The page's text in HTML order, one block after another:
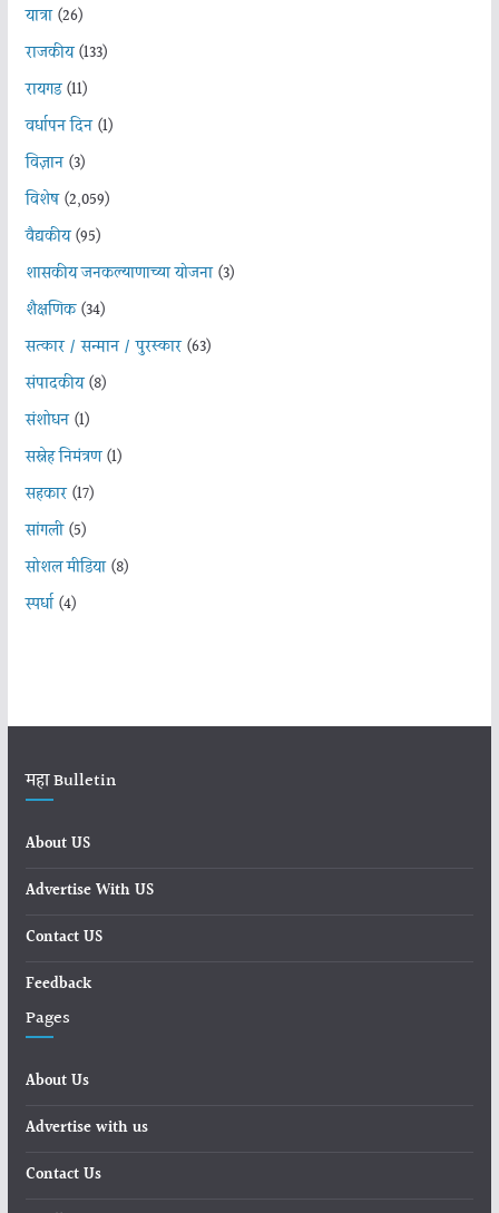
यात्रा(26)
राजकीय(133)
रायगड(11)
वर्धापन दिन(1)
विज्ञान(3)
विशेष(2,059)
वैद्यकीय(95)
शासकीय जनकल्याणाच्या योजना(3)
शैक्षणिक(34)
सत्कार / सन्मान / पुरस्कार(63)
संपादकीय(8)
संशोधन(1)
सस्नेह निमंत्रण(1)
सहकार(17)
सांगली(5)
सोशल मीडिया(8)
स्पर्धा(4)
महा Bulletin
About US
Advertise With US
Contact US
Feedback
Pages
About Us
Advertise with us
Contact Us